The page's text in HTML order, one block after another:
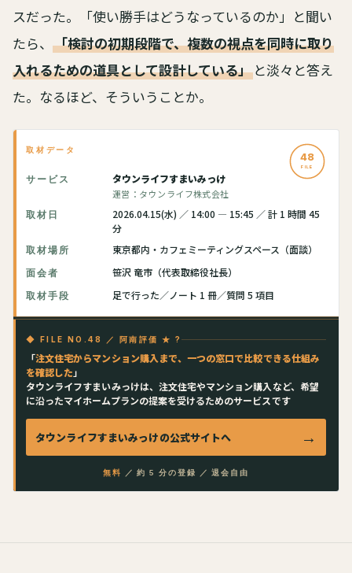
スだった。「使い勝手はどうなっているのか」と聞い
たら、 「検討の初期段階で、複数の視点を同時に取り
入れるための道具として設計している」 と淡々と答え
た。なるほど、そういうことか。
48
FILE
取材データ
サービス タウンライフすまいみっけ
運営：タウンライフ株式会社
取材日
2026.04.15(水) ／ 14:00 — 15:45 ／ 計 1 時間 45
分
取材場所 東京都内・カフェミーティングスペース（面談）
面会者 笹沢 竜市（代表取締役社長）
取材手段 足で行った／ノート 1 冊／質問 5 項目
◆ FILE NO.48 ／ 阿南評価 ★ ?
「注文住宅からマンション購入まで、一つの窓口で比較できる仕組み
を確認した 」
タウンライフすまいみっけは、注文住宅やマンション購入など、希望
に沿ったマイホームプランの提案を受けるためのサービスです
タウンライフすまいみっけの公式サイトへ →
無料 ／ 約 5 分の登録 ／ 退会自由